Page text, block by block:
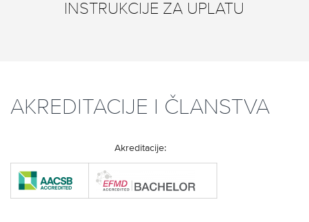
INSTRUKCIJE ZA UPLATU
AKREDITACIJE I ČLANSTVA
Akreditacije: